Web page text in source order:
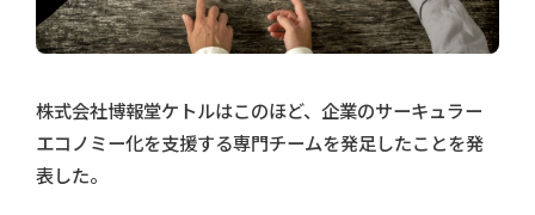
株式会社博報堂ケトルはこのほど、企業のサーキュラー
エコノミー化を支援する専門チームを発足したことを発
表した。